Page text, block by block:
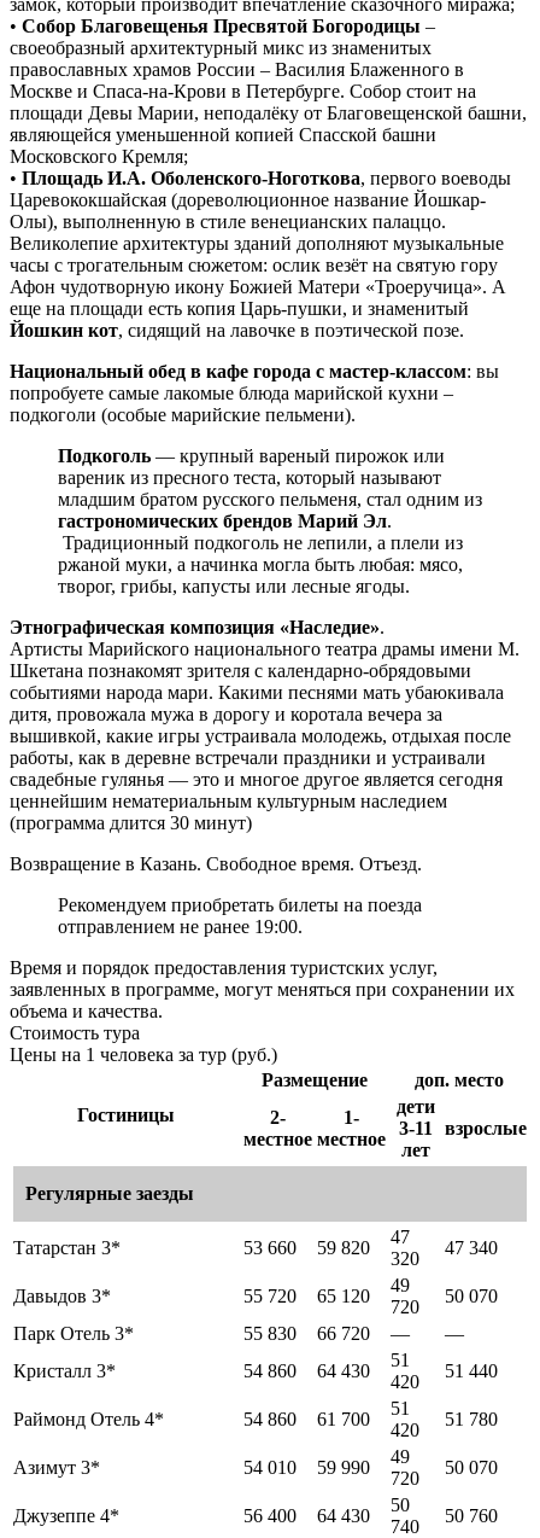
• Собор Благовещенья Пресвятой Богородицы –
своеобразный архитектурный микс из знаменитых
православных храмов России – Василия Блаженного в
Москве и Спаса-на-Крови в Петербурге. Собор стоит на
площади Девы Марии, неподалёку от Благовещенской башни,
являющейся уменьшенной копией Спасской башни
Московского Кремля;
• Площадь И.А. Оболенского-Ноготкова, первого воеводы
Царевококшайская (дореволюционное название Йошкар-
Олы), выполненную в стиле венецианских палаццо.
Великолепие архитектуры зданий дополняют музыкальные
часы с трогательным сюжетом: ослик везёт на святую гору
Афон чудотворную икону Божией Матери «Троеручица». А
еще на площади есть копия Царь-пушки, и знаменитый
Йошкин кот, сидящий на лавочке в поэтической позе.
Национальный обед в кафе города с мастер-классом: вы
попробуете самые лакомые блюда марийской кухни –
подкоголи (особые марийские пельмени).
Подкоголь — крупный вареный пирожок или
вареник из пресного теста, который называют
младшим братом русского пельменя, стал одним из
гастрономических брендов Марий Эл.
Традиционный подкоголь не лепили, а плели из
ржаной муки, а начинка могла быть любая: мясо,
творог, грибы, капусты или лесные ягоды.
Этнографическая композиция «Наследие».
Артисты Марийского национального театра драмы имени М.
Шкетана познакомят зрителя с календарно-обрядовыми
событиями народа мари. Какими песнями мать убаюкивала
дитя, провожала мужа в дорогу и коротала вечера за
вышивкой, какие игры устраивала молодежь, отдыхая после
работы, как в деревне встречали праздники и устраивали
свадебные гулянья — это и многое другое является сегодня
ценнейшим нематериальным культурным наследием
(программа длится 30 минут)
Возвращение в Казань. Свободное время. Отъезд.
Рекомендуем приобретать билеты на поезда
отправлением не ранее 19:00.
Время и порядок предоставления туристских услуг,
заявленных в программе, могут меняться при сохранении их
объема и качества.
Стоимость тура
Цены на 1 человека за тур (руб.)
Гостиницы
Размещение
доп. место
2-
местное
1-
местное
дети
3-11
лет
взрослые
Регулярные заезды
Татарстан 3* 53 660 59 820
47
320
47 340
Давыдов 3* 55 720 65 120
49
720
50 070
Парк Отель 3*
55 830 66 720 —
—
Кристалл 3*
54 860 64 430
51
420
51 440
Раймонд Отель 4* 54 860 61 700
51
420
51 780
Азимут 3* 54 010 59 990
49
720
50 070
Джузеппе 4* 56 400 64 430
50
740
50 760